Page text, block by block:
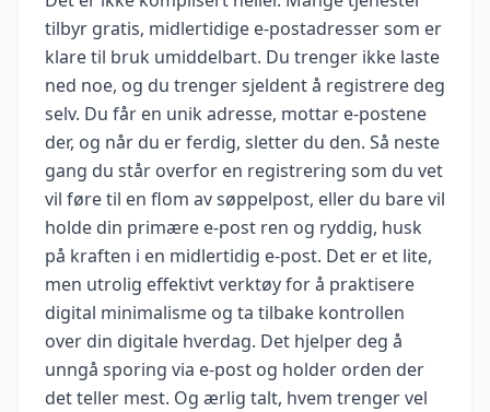
tilbyr gratis, midlertidige e-postadresser som er
klare til bruk umiddelbart. Du trenger ikke laste
ned noe, og du trenger sjeldent å registrere deg
selv. Du får en unik adresse, mottar e-postene
der, og når du er ferdig, sletter du den. Så neste
gang du står overfor en registrering som du vet
vil føre til en flom av søppelpost, eller du bare vil
holde din primære e-post ren og ryddig, husk
på kraften i en midlertidig e-post. Det er et lite,
men utrolig effektivt verktøy for å praktisere
digital minimalisme og ta tilbake kontrollen
over din digitale hverdag. Det hjelper deg å
unngå sporing via e-post og holder orden der
det teller mest. Og ærlig talt, hvem trenger vel